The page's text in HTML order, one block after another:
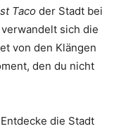
Taco der Stadt bei
verwandelt sich die
von den Klängen
den du nicht
die Stadt